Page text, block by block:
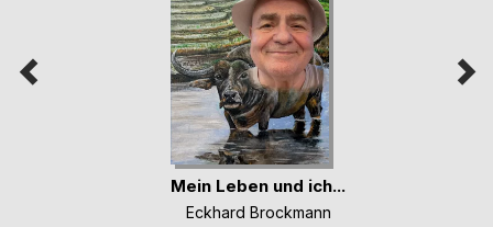
Mein Leben und ich...
Eckhard Brockmann